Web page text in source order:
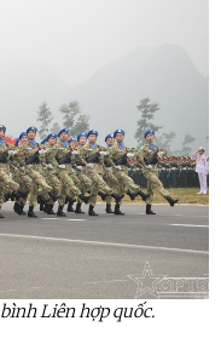
Liên hợp quốc.